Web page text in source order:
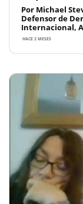
Por Michael
Defensor de
Internacional,
HACE 2 MESES